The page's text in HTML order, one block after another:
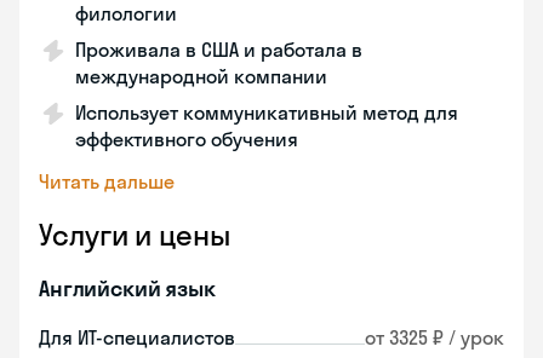
филологии
Проживала в США и работала в
международной компании
Использует коммуникативный метод для
эффективного обучения
Читать дальше
Услуги и цены
Английский язык
Для ИТ-специалистов от 3325 ₽ / урок